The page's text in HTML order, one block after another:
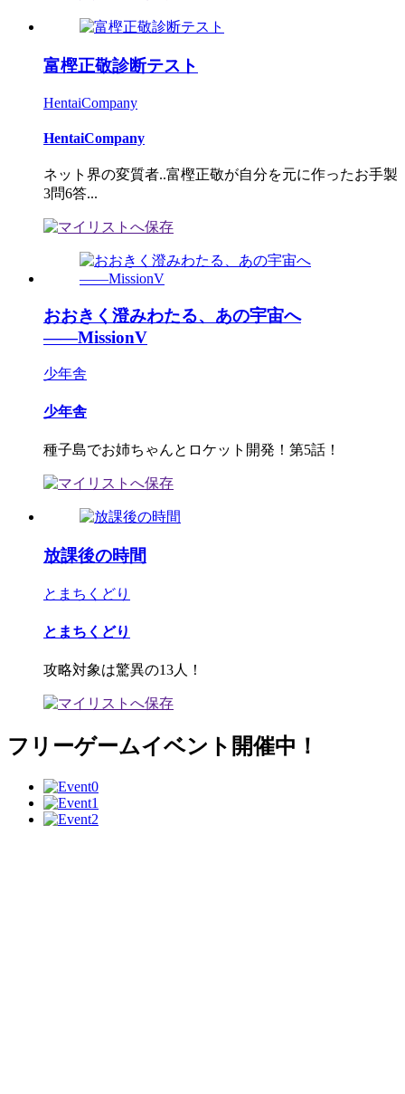
富樫正敬診断テスト
HentaiCompany
HentaiCompany
ネット界の変質者..富樫正敬が自分を元に作ったお手製
3問6答...
おおきく澄みわたる、あの宇宙へ
――MissionV
少年舎
少年舎
種子島でお姉ちゃんとロケット開発！第5話！
放課後の時間
とまちくどり
とまちくどり
攻略対象は驚異の13人！
フリーゲームイベント開催中！